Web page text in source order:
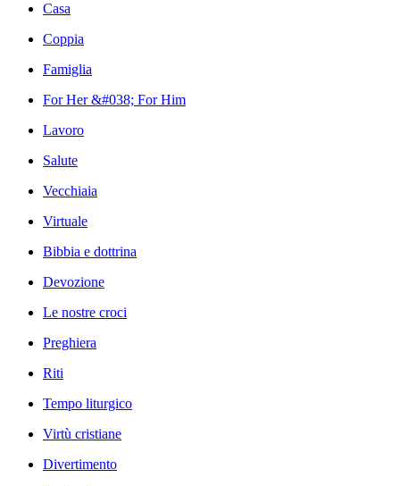
Casa
Coppia
Famiglia
For Her &#038; For Him
Lavoro
Salute
Vecchiaia
Virtuale
Bibbia e dottrina
Devozione
Le nostre croci
Preghiera
Riti
Tempo liturgico
Virtù cristiane
Divertimento